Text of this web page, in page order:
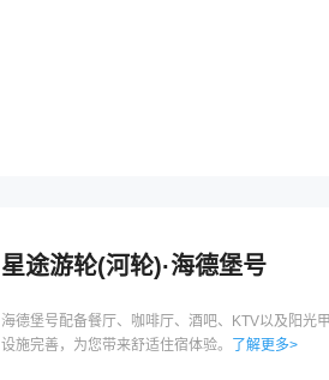
星途游轮(河轮)·海德堡号
海德堡号配备餐厅、咖啡厅、酒吧、KTV以及阳光
设施完善，为您带来舒适住宿体验。
了解更多>